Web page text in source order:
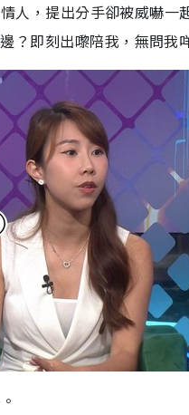
人，提出分手卻被威嚇
？即刻出嚟陪我，無問我